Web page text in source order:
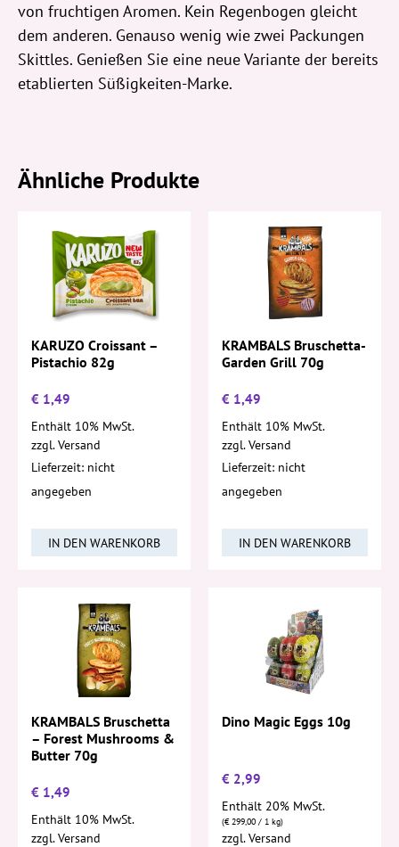
von fruchtigen Aromen. Kein Regenbogen gleicht
dem anderen. Genauso wenig wie zwei Packungen
Skittles. Genießen Sie eine neue Variante der bereits
etablierten Süßigkeiten-Marke.
Ähnliche Produkte
KARUZO Croissant –
Pistachio 82g
€ 1,49
Enthält 10% MwSt.
zzgl.Versand
Lieferzeit: nicht
angegeben
IN DEN WARENKORB
KRAMBALS Bruschetta-
Garden Grill 70g
€ 1,49
Enthält 10% MwSt.
zzgl.Versand
Lieferzeit: nicht
angegeben
IN DEN WARENKORB
KRAMBALS Bruschetta
– Forest Mushrooms &
Butter 70g
€ 1,49
Enthält 10% MwSt.
zzgl.Versand
Dino Magic Eggs 10g
€ 2,99
Enthält 20% MwSt.
(€ 299,00 / 1 kg)
zzgl.Versand